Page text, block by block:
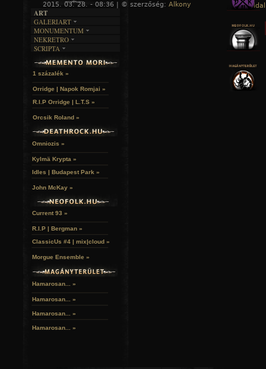
A hozzászóláshoz
2015. 03. 28. - 08:36 | © szerzőség: Alkony « Főoldal
ART
GALERIART
ARTGALERI
KÉPREGÉNYEK
LAKÁSKULTS
MONUMENTUM
TEMETŐK
TEMPLOMOK
VÁRAK
HELYEK
NEKRETRO
SZUBKULT
FEKETE LYUK
RELIKVIÁK
SCRIPTA
NOVELLÁK
VERSEK
1 százalék »
Orridge | Napok Romjai »
R.I.P Orridge | L.T.S »
Orcsik Roland »
Omniozis »
Kylmä Krypta »
Idles | Budapest Park »
John McKay »
Current 93 »
R.I.P | Bergman »
ClassicUs #4 | mix|cloud »
Morgue Ensemble »
Hamarosan... »
Hamarosan... »
Hamarosan... »
Hamarosan... »